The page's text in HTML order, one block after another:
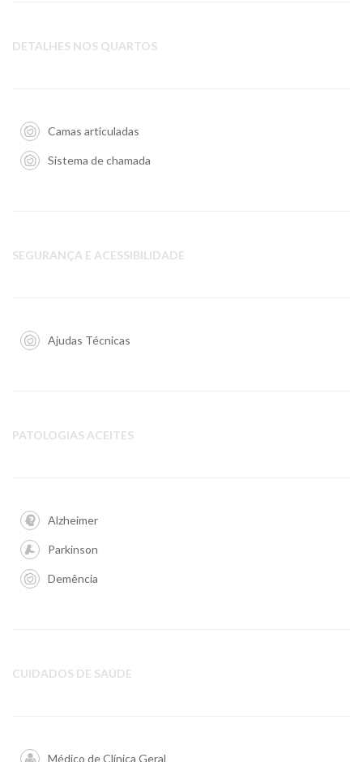
DETALHES NOS QUARTOS
Camas articuladas
Sistema de chamada
SEGURANÇA E ACESSIBILIDADE
Ajudas Técnicas
PATOLOGIAS ACEITES
Alzheimer
Parkinson
Demência
CUIDADOS DE SAÚDE
Médico de Clínica Geral